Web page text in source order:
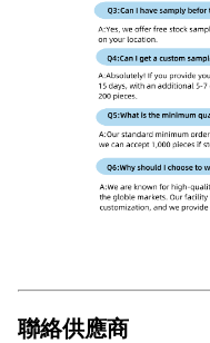
聯絡供應商